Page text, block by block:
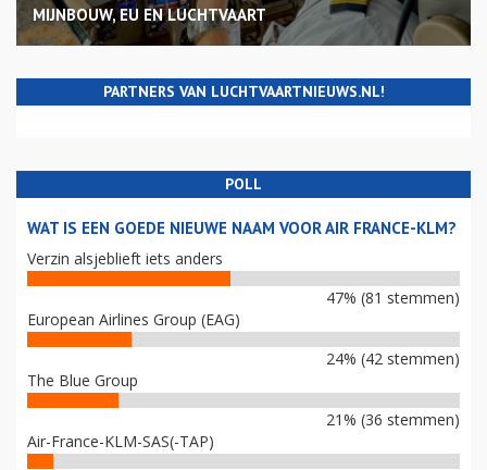
MIJNBOUW, EU EN LUCHTVAART
PARTNERS VAN LUCHTVAARTNIEUWS.NL!
POLL
WAT IS EEN GOEDE NIEUWE NAAM VOOR AIR FRANCE-KLM?
Verzin alsjeblieft iets anders
47% (81 stemmen)
European Airlines Group (EAG)
24% (42 stemmen)
The Blue Group
21% (36 stemmen)
Air-France-KLM-SAS(-TAP)